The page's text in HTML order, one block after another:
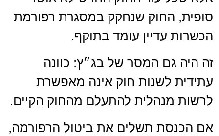
סופית, החוק שנחקק במסגרת רפורמת
הכשרות עדיין עומד בתוקף.
זה היה גם המסר של בג״ץ: כוונה
עתידית לשנות חוק אינה מאפשרת
לרשות מנהלית להתעלם מהחוק הקיים.
אם הכנסת תשלים את ביטול הרפורמה,